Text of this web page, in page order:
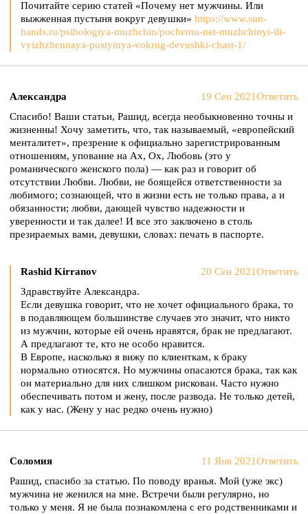
Почитайте серию статей «Почему нет мужчины. Или
выжженная пустыня вокруг девушки» https://www.sun-
hands.ru/psihologiya-muzhchin/pochemu-net-muzhchinyi-ili-
vyizhzhennaya-pustyinya-vokrug-devushki-chast-1/
Александра 19 Сен 2021Ответить
Спасибо! Ваши статьи, Рашид, всегда необыкновенно точны и
жизненны! Хочу заметить, что, так называемый, «европейский
менталитет», презрение к официально зарегистрированным
отношениям, упование на Ах, Ох, Любовь (это у
романического женского пола) — как раз и говорит об
отсутствии Любви. Любви, не боящейся ответственности за
любимого; сознающей, что в жизни есть не только права, а и
обязанности; любви, дающей чувство надежности и
уверенности и так далее! И все это заключено в столь
презираемых вами, девушки, словах: печать в паспорте.
Rashid Kirranov 20 Сен 2021Ответить
Здравствуйте Александра.
Если девушка говорит, что не хочет официального брака, то
в подавляющем большинстве случаев это значит, что никто
из мужчин, которые ей очень нравятся, брак не предлагают.
А предлагают те, кто не особо нравится.
В Европе, насколько я вижу по клиенткам, к браку
нормально относятся. Но мужчины опасаются брака, так как
он материально для них слишком рискован. Часто нужно
обеспечивать потом и жену, после развода. Не только детей,
как у нас. (Жену у нас редко очень нужно)
Соломия 11 Янв 2021Ответить
Рашид, спасибо за статью. По поводу вранья. Мой (уже экс)
мужчина не женился на мне. Встречи были регулярно, но
только у меня. Я не была познакомлена с его родственниками и